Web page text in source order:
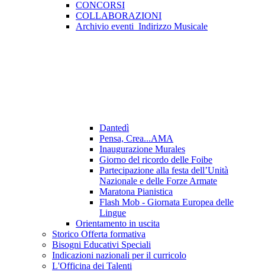
CONCORSI
COLLABORAZIONI
Archivio eventi_Indirizzo Musicale
Dantedì
Pensa, Crea...AMA
Inaugurazione Murales
Giorno del ricordo delle Foibe
Partecipazione alla festa dell’Unità
Nazionale e delle Forze Armate
Maratona Pianistica
Flash Mob - Giornata Europea delle
Lingue
Orientamento in uscita
Storico Offerta formativa
Bisogni Educativi Speciali
Indicazioni nazionali per il curricolo
L'Officina dei Talenti